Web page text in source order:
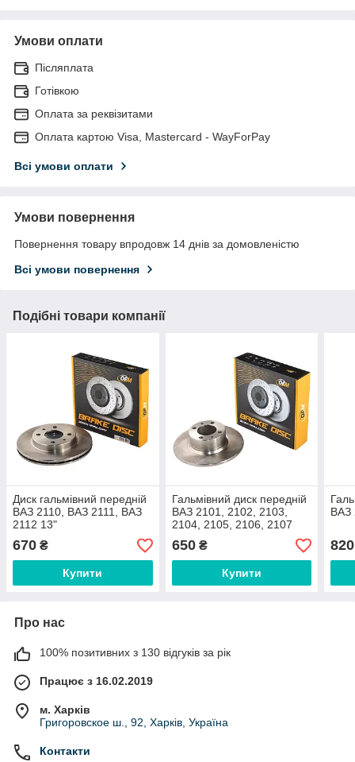
Умови оплати
Післяплата
Готівкою
Оплата за реквізитами
Оплата картою Visa, Mastercard - WayForPay
Всі умови оплати
Умови повернення
Повернення товару впродовж 14 днів за домовленістю
Всі умови повернення
Подібні товари компанії
Диск гальмівний передній
ВАЗ 2110, ВАЗ 2111, ВАЗ
2112 13"
670 ₴
Купити
Гальмівний диск передній
ВАЗ 2101, 2102, 2103,
2104, 2105, 2106, 2107
OEM
650₴
Купити
ВАЗ
820
Про нас
100% позитивних з 130 відгуків за рік
Працює з 16.02.2019
м. Харків
Григоровское ш., 92, Харків, Україна
Контакти